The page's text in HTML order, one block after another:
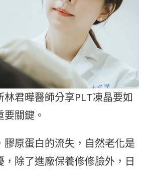
林君曄醫師分享PLT凍晶要如
關鍵。
膠原蛋白的流失，自然老化是
，除了進廠保養修修臉外，日